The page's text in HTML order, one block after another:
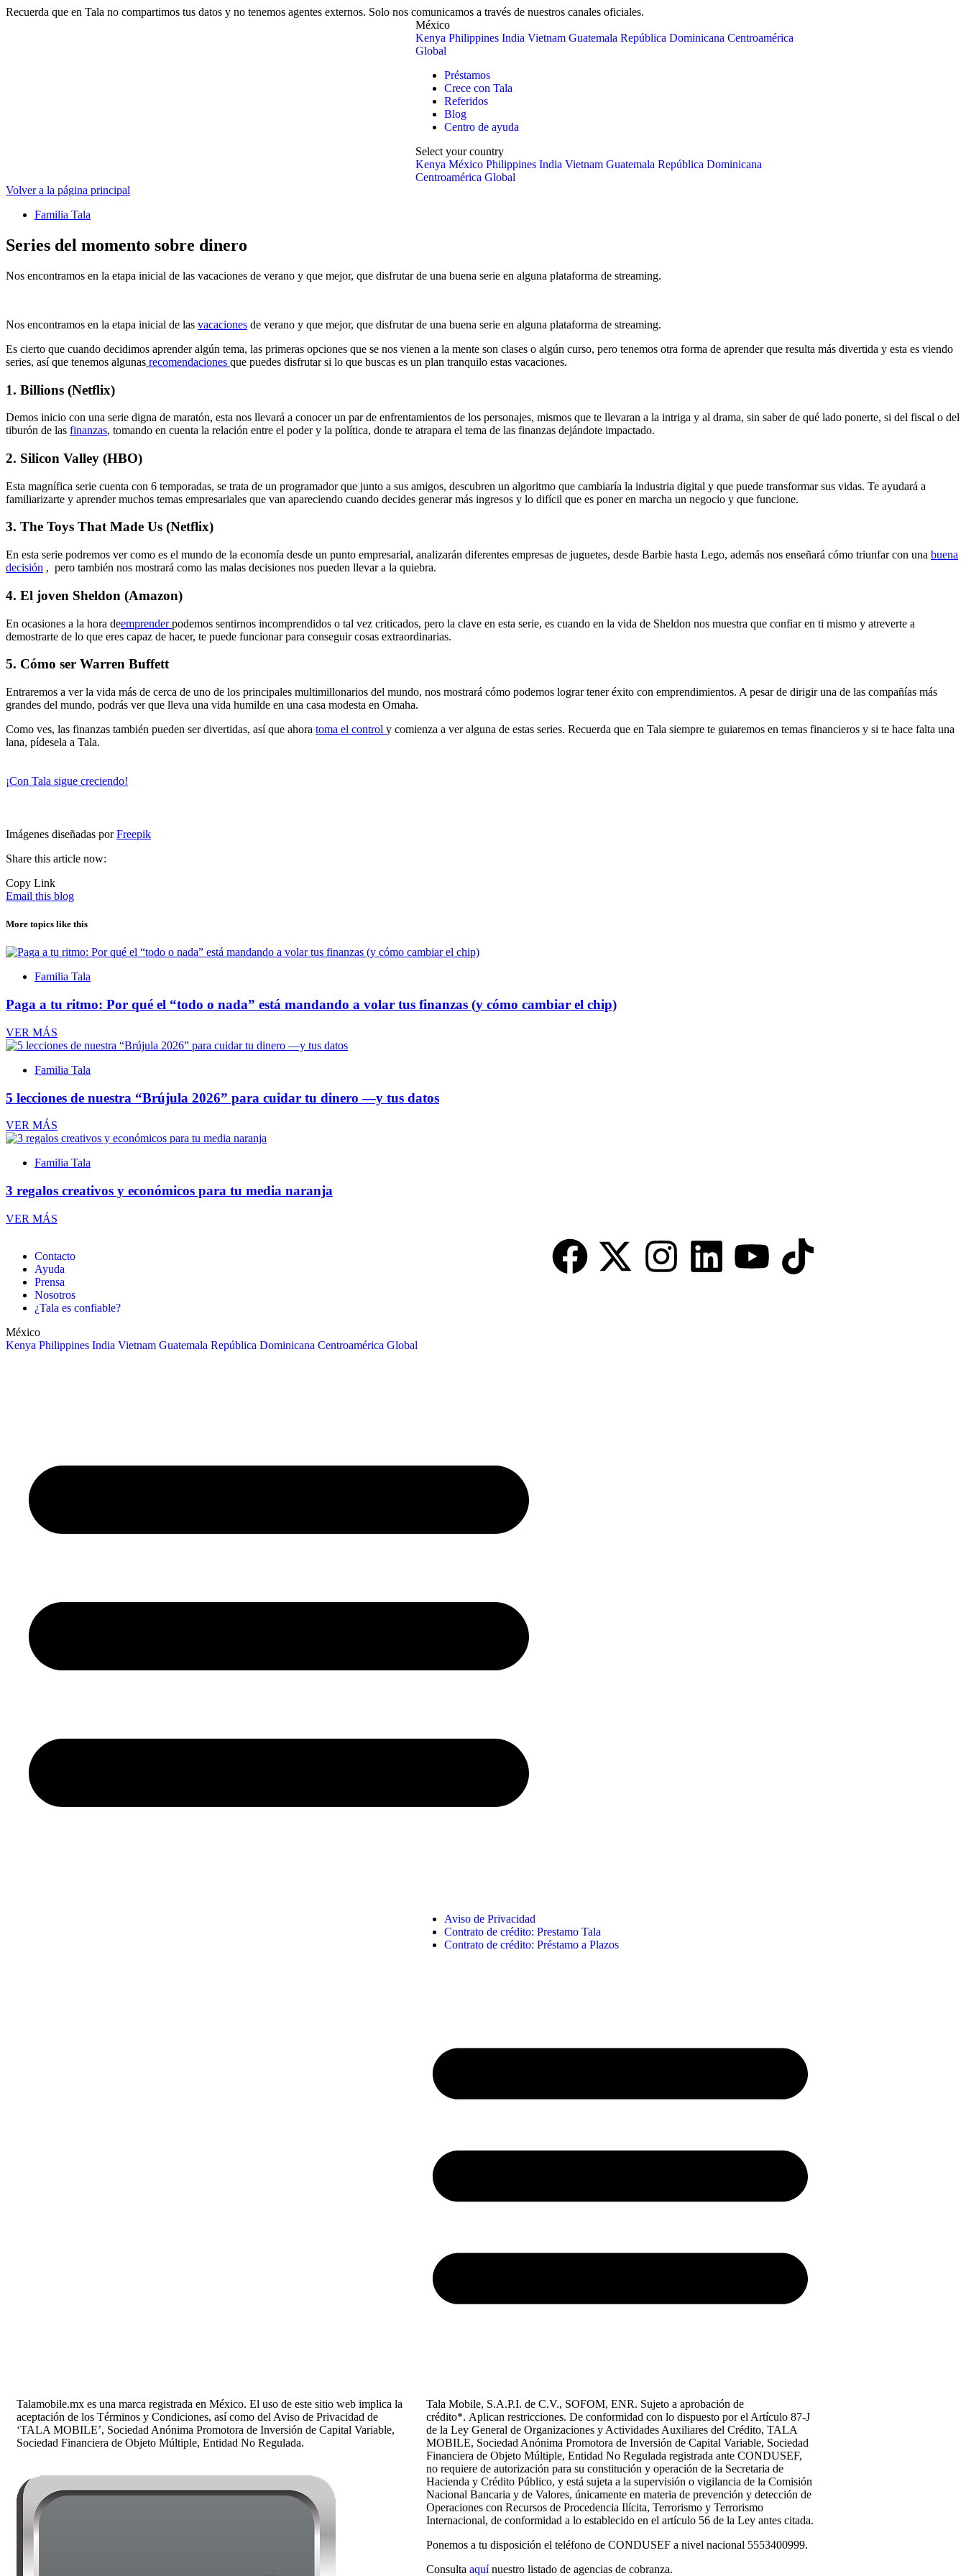
Recuerda que en Tala no compartimos tus datos y no tenemos agentes externos. Solo nos comunicamos a través de nuestros canales oficiales.
México
Kenya Philippines India Vietnam Guatemala República Dominicana Centroamérica
Global
Préstamos
Crece con Tala
Referidos
Blog
Centro de ayuda
Select your country
Kenya México Philippines India Vietnam Guatemala República Dominicana
Centroamérica Global
Volver a la página principal
Familia Tala
Series del momento sobre dinero
Nos encontramos en la etapa inicial de las vacaciones de verano y que mejor, que disfrutar de una buena serie en alguna plataforma de streaming.
Nos encontramos en la etapa inicial de las vacaciones de verano y que mejor, que disfrutar de una buena serie en alguna plataforma de streaming.
Es cierto que cuando decidimos aprender algún tema, las primeras opciones que se nos vienen a la mente son clases o algún curso, pero tenemos otra forma de aprender que resulta más divertida y esta es viendo
series, así que tenemos algunas recomendaciones que puedes disfrutar si lo que buscas es un plan tranquilo estas vacaciones.
1. Billions (Netflix)
Demos inicio con una serie digna de maratón, esta nos llevará a conocer un par de enfrentamientos de los personajes, mismos que te llevaran a la intriga y al drama, sin saber de qué lado ponerte, si del fiscal o del
tiburón de las finanzas, tomando en cuenta la relación entre el poder y la política, donde te atrapara el tema de las finanzas dejándote impactado.
2. Silicon Valley (HBO)
Esta magnífica serie cuenta con 6 temporadas, se trata de un programador que junto a sus amigos, descubren un algoritmo que cambiaría la industria digital y que puede transformar sus vidas. Te ayudará a
familiarizarte y aprender muchos temas empresariales que van apareciendo cuando decides generar más ingresos y lo difícil que es poner en marcha un negocio y que funcione.
3. The Toys That Made Us (Netflix)
En esta serie podremos ver como es el mundo de la economía desde un punto empresarial, analizarán diferentes empresas de juguetes, desde Barbie hasta Lego, además nos enseñará cómo triunfar con una buena
decisión , pero también nos mostrará como las malas decisiones nos pueden llevar a la quiebra.
4. El joven Sheldon (Amazon)
En ocasiones a la hora deemprenderpodemos sentirnos incomprendidos o tal vez criticados, pero la clave en esta serie, es cuando en la vida de Sheldon nos muestra que confiar en ti mismo y atreverte a
demostrarte de lo que eres capaz de hacer, te puede funcionar para conseguir cosas extraordinarias.
5. Cómo ser Warren Buffett
Entraremos a ver la vida más de cerca de uno de los principales multimillonarios del mundo, nos mostrará cómo podemos lograr tener éxito con emprendimientos. A pesar de dirigir una de las compañías más
grandes del mundo, podrás ver que lleva una vida humilde en una casa modesta en Omaha.
Como ves, las finanzas también pueden ser divertidas, así que ahora toma el control y comienza a ver alguna de estas series. Recuerda que en Tala siempre te guiaremos en temas financieros y si te hace falta una
lana, pídesela a Tala.
¡Con Tala sigue creciendo!
Imágenes diseñadas porFreepik
Share this article now:
Copy Link
Email this blog
More topics like this
Familia Tala
Paga a tu ritmo: Por qué el “todo o nada” está mandando a volar tus finanzas (y cómo cambiar el chip)
VER MÁS
Familia Tala
5 lecciones de nuestra “Brújula 2026” para cuidar tu dinero —y tus datos
VER MÁS
Familia Tala
3 regalos creativos y económicos para tu media naranja
VER MÁS
Contacto
Ayuda
Prensa
Nosotros
¿Tala es confiable?
México
Kenya Philippines India Vietnam Guatemala República Dominicana Centroamérica Global
Aviso de Privacidad
Contrato de crédito: Prestamo Tala
Contrato de crédito: Préstamo a Plazos
Talamobile.mx es una marca registrada en México. El uso de este sitio web implica la
aceptación de los Términos y Condiciones, así como del Aviso de Privacidad de
‘TALA MOBILE’, Sociedad Anónima Promotora de Inversión de Capital Variable,
Sociedad Financiera de Objeto Múltiple, Entidad No Regulada.
Tala Mobile, S.A.P.I. de C.V., SOFOM, ENR. Sujeto a aprobación de
crédito*. Aplican restricciones. De conformidad con lo dispuesto por el Artículo 87-J
de la Ley General de Organizaciones y Actividades Auxiliares del Crédito, TALA
MOBILE, Sociedad Anónima Promotora de Inversión de Capital Variable, Sociedad
Financiera de Objeto Múltiple, Entidad No Regulada registrada ante CONDUSEF,
no requiere de autorización para su constitución y operación de la Secretaria de
Hacienda y Crédito Público, y está sujeta a la supervisión o vigilancia de la Comisión
Nacional Bancaria y de Valores, únicamente en materia de prevención y detección de
Operaciones con Recursos de Procedencia Ilícita, Terrorismo y Terrorismo
Internacional, de conformidad a lo establecido en el artículo 56 de la Ley antes citada.
Ponemos a tu disposición el teléfono de CONDUSEF a nivel nacional 5553400999.
Consulta aquínuestro listado de agencias de cobranza.